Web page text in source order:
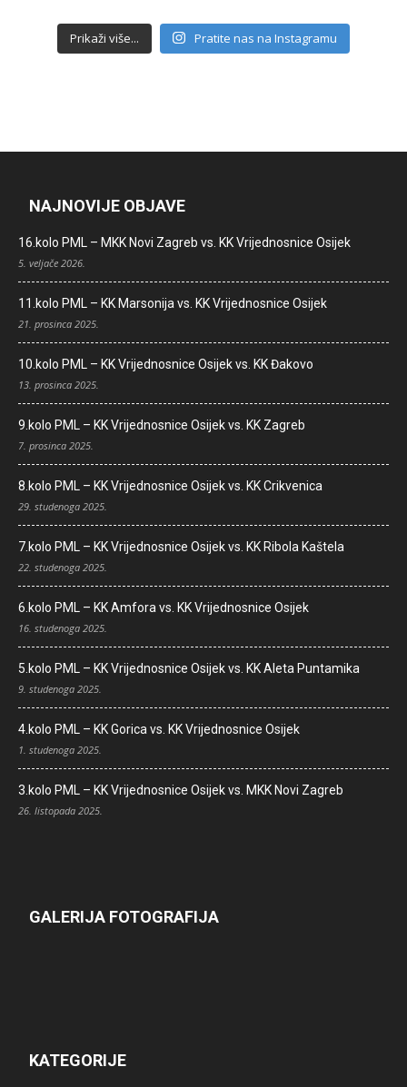
Prikaži više... Pratite nas na Instagramu
NAJNOVIJE OBJAVE
16.kolo PML – MKK Novi Zagreb vs. KK Vrijednosnice Osijek
5. veljače 2026.
11.kolo PML – KK Marsonija vs. KK Vrijednosnice Osijek
21. prosinca 2025.
10.kolo PML – KK Vrijednosnice Osijek vs. KK Đakovo
13. prosinca 2025.
9.kolo PML – KK Vrijednosnice Osijek vs. KK Zagreb
7. prosinca 2025.
8.kolo PML – KK Vrijednosnice Osijek vs. KK Crikvenica
29. studenoga 2025.
7.kolo PML – KK Vrijednosnice Osijek vs. KK Ribola Kaštela
22. studenoga 2025.
6.kolo PML – KK Amfora vs. KK Vrijednosnice Osijek
16. studenoga 2025.
5.kolo PML – KK Vrijednosnice Osijek vs. KK Aleta Puntamika
9. studenoga 2025.
4.kolo PML – KK Gorica vs. KK Vrijednosnice Osijek
1. studenoga 2025.
3.kolo PML – KK Vrijednosnice Osijek vs. MKK Novi Zagreb
26. listopada 2025.
GALERIJA FOTOGRAFIJA
KATEGORIJE